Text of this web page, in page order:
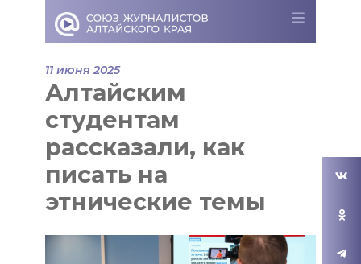
11 июня 2025
Алтайским
студентам
рассказали, как
писать на
этнические темы